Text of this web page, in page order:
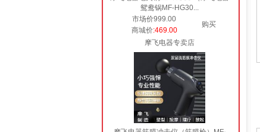
鸳鸯锅MF-HG30...
市场价999.00
购买
商城价:469.00
摩飞电器专卖店